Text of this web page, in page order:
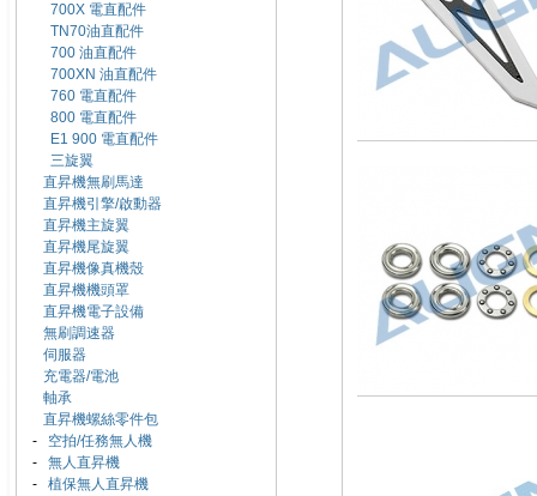
700X 電直配件
TN70油直配件
700 油直配件
700XN 油直配件
760 電直配件
800 電直配件
E1 900 電直配件
三旋翼
直昇機無刷馬達
直昇機引擎/啟動器
直昇機主旋翼
直昇機尾旋翼
直昇機像真機殼
直昇機機頭罩
直昇機電子設備
無刷調速器
伺服器
充電器/電池
軸承
直昇機螺絲零件包
- 空拍/任務無人機
- 無人直昇機
- 植保無人直昇機